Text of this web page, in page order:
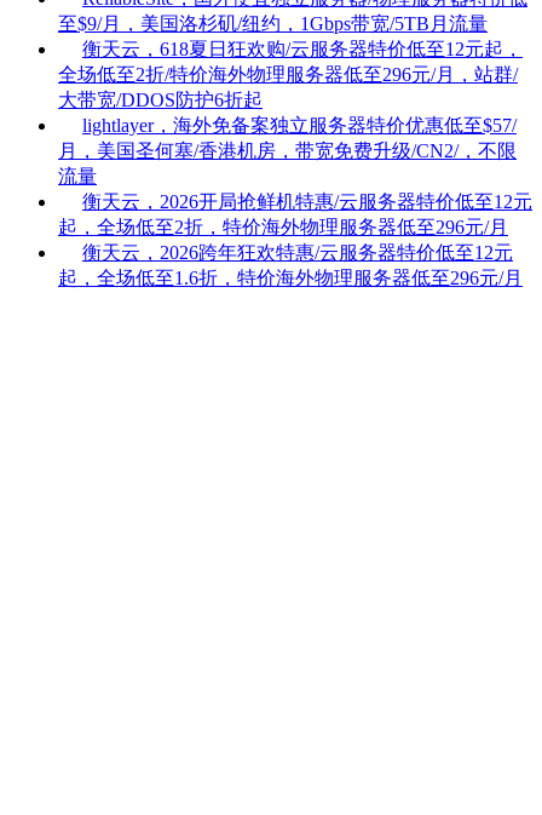
至$9/月，美国洛杉矶/纽约，1Gbps带宽/5TB月流量
衡天云，618夏日狂欢购/云服务器特价低至12元起，
全场低至2折/特价海外物理服务器低至296元/月，站群/
大带宽/DDOS防护6折起
lightlayer，海外免备案独立服务器特价优惠低至$57/
月，美国圣何塞/香港机房，带宽免费升级/CN2/，不限
流量
衡天云，2026开局抢鲜机特惠/云服务器特价低至12元
起，全场低至2折，特价海外物理服务器低至296元/月
衡天云，2026跨年狂欢特惠/云服务器特价低至12元
起，全场低至1.6折，特价海外物理服务器低至296元/月